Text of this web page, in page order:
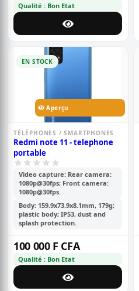
Qualité : Bon Etat
EN STOCK
Aperçu
TÉLÉPHONES / SMARTPHONES
Redmi note 11 - telephone
portable
Video capture: Rear camera:
1080p@30fps; Front camera:
1080p@30fps.
Body: 159.9x73.9x8.1mm, 179g;
plastic body; IP53, dust and
splash protection.
100 000 F CFA
Qualité : Bon Etat